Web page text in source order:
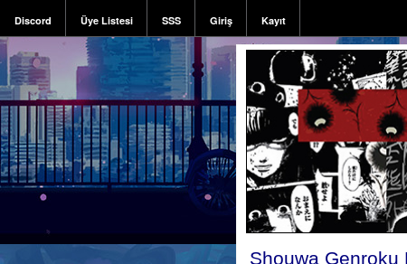
Discord Üye Listesi SSS Giriş Kayıt
Shouwa Genroku